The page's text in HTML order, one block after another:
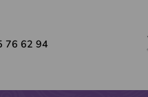
76 62 94